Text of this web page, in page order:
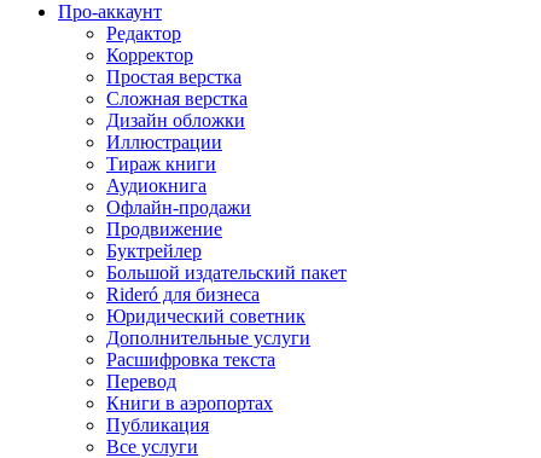
Про-аккаунт
Редактор
Корректор
Простая верстка
Сложная верстка
Дизайн обложки
Иллюстрации
Тираж книги
Аудиокнига
Офлайн-продажи
Продвижение
Буктрейлер
Большой издательский пакет
Rideró для бизнеса
Юридический советник
Дополнительные услуги
Расшифровка текста
Перевод
Книги в аэропортах
Публикация
Все услуги